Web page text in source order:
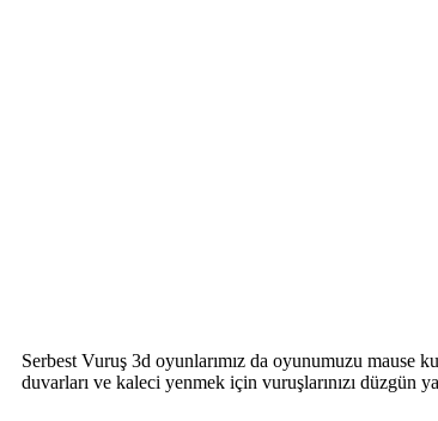
Serbest Vuruş 3d oyunlarımız da oyunumuzu mause
duvarları ve kaleci yenmek için vuruşlarınızı